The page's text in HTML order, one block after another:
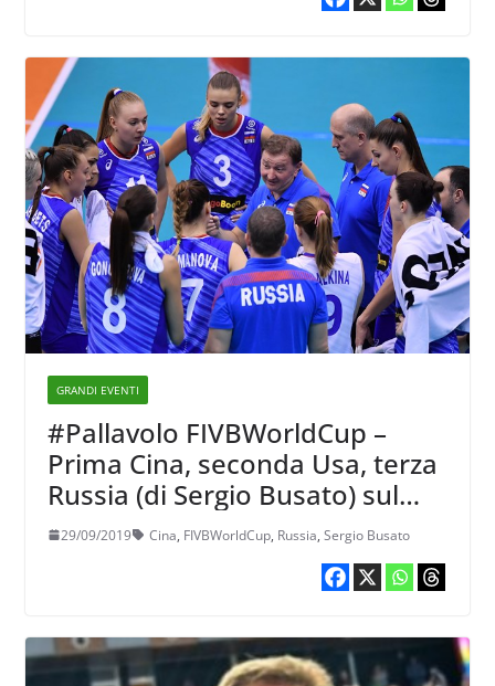
GRANDI EVENTI
#Pallavolo FIVBWorldCup –
Prima Cina, seconda Usa, terza
Russia (di Sergio Busato) sul
podio del torneo femminile
29/09/2019 Cina, FIVBWorldCup, Russia, Sergio Busato